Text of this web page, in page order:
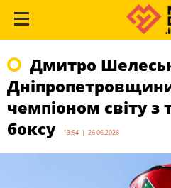
Дмитро
чемпіоном світу з
боксу
13:54 | 26.06.2026